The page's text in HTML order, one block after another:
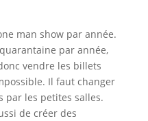
man show par année.
par année,
vendre les billets
Il faut changer
par les petites salles.
de créer des